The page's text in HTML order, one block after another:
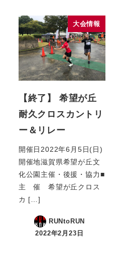
大会情報
【終了】 希望が丘
耐久クロスカントリ
ー＆リレー
開催日2022年6月5日(日)
開催地滋賀県希望が丘文
化公園主催・後援・協力■
主 催 希望が丘クロス
カ […]
RUNtoRUN
2022年2月23日